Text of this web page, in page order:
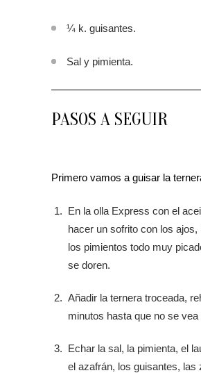
¼ k. guisantes.
Sal y pimienta.
PASOS A SEGUIR
Primero vamos a guisar la
En la olla Express con el
hacer un sofrito con los
los pimientos todo muy
se doren.
Añadir la ternera troceada,
minutos hasta que no se vea
Echar la sal, la pimienta, el
el azafrán, los guisantes, las